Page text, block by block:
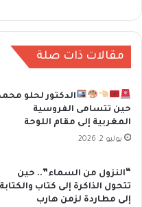
مقالات ذات صلة
الدكتور لحلو
حين تتسامى الفروسية
المغربية إلى مقام اللوحة
يوليو 2, 2026
“النزول من السماء”.. حين
تتحول الذاكرة إلى كتاب والكتابة
إلى مطاردة لزمن هارب